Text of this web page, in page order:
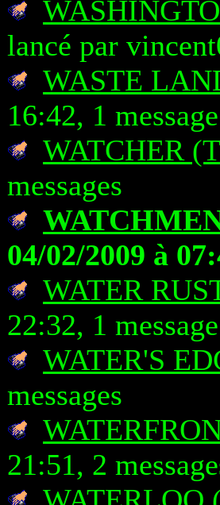
lancé par
WASTE
16:42, 1 message
WATCHER
messages
04/02/2009 à
WATER
22:32, 1 message
WATER'S
messages
21:51, 2